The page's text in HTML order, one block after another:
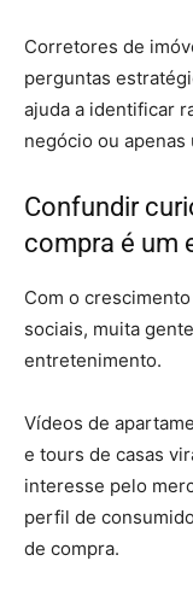
Corretores de
perguntas
ajuda a identificar
negócio ou
Confundir
compra é um
Com o
sociais, muita
entretenimento.
Vídeos de
e tours de casas
interesse pelo
perfil de
de compra.